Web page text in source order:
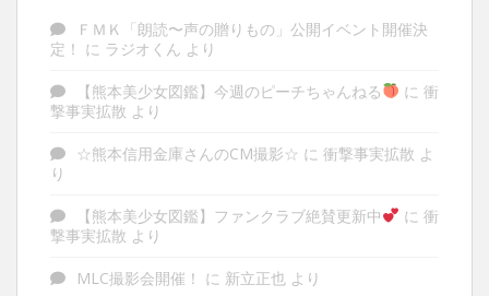
ＦＭＫ「朗読〜声の贈りもの」公開イベント開催決
定！ に ラジオくん より
【熊本美少女図鑑】今週のピーチちゃんねる に 衝
撃事実拡散 より
☆熊本信用金庫さんのCM撮影☆ に 衝撃事実拡散 よ
り
【熊本美少女図鑑】ファンクラブ絶賛更新中 に 衝
撃事実拡散 より
MLC撮影会開催！ に 新立正也 より